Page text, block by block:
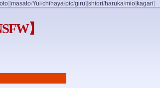
] [masato/Yui/chihaya/pic/giru] [shiori/haruka/mio] kagari]
】